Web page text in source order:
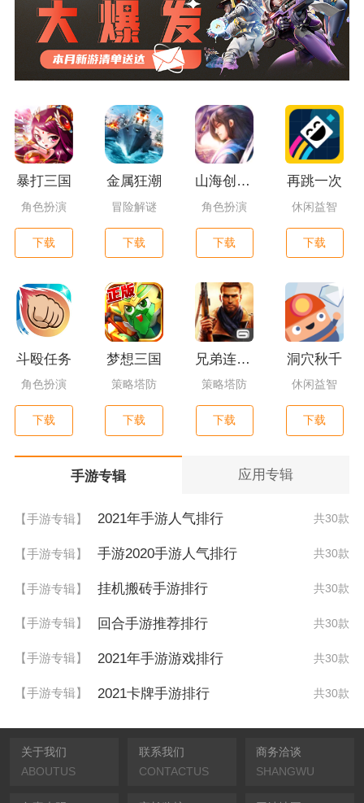
暴打三国
角色扮演
下载
金属狂潮
冒险解谜
下载
山海创世录一剑天逆
角色扮演
下载
再跳一次
休闲益智
下载
斗殴任务
角色扮演
下载
梦想三国
策略塔防
下载
兄弟连3：战争之子
策略塔防
下载
洞穴秋千
休闲益智
下载
手游专辑 应用专辑
【手游专辑】 2021年手游人气排行 共30款
【手游专辑】 手游2020手游人气排行 共30款
【手游专辑】 挂机搬砖手游排行 共30款
【手游专辑】 回合手游推荐排行 共30款
【手游专辑】 2021年手游游戏排行 共30款
【手游专辑】 2021卡牌手游排行 共30款
关于我们
ABOUTUS
联系我们
CONTACTUS
商务洽谈
SHANGWU